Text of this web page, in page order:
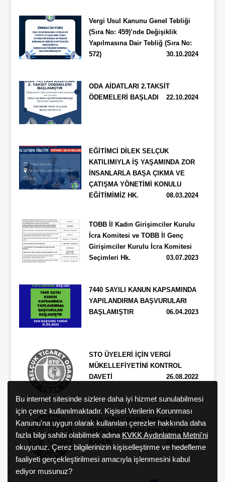
Vergi Usul Kanunu Genel Tebliği
(Sıra No: 459)’nde Değişiklik
Yapılmasına Dair Tebliğ (Sıra No:
572)
30.10.2024
ODA AİDATLARI 2.TAKSİT
ÖDEMELERİ BAŞLADI
22.10.2024
EĞİTİMCİ DİLEK SELÇUK
KATILIMIYLA İŞ YAŞAMINDA ZOR
İNSANLARLA BAŞA ÇIKMA VE
ÇATIŞMA YÖNETİMİ KONULU
EĞİTİMİMİZ HK.
08.03.2024
TOBB İl Kadın Girişimciler Kurulu
İcra Komitesi ve TOBB İl Genç
Girişimciler Kurulu İcra Komitesi
Seçimleri Hk.
03.07.2023
7440 SAYILI KANUN KAPSAMINDA
YAPILANDIRMA BAŞVURULARI
BAŞLAMIŞTIR
06.04.2023
STO ÜYELERİ İÇİN VERGİ
MÜKELLEFİYETİNİ KONTROL
DAVETİ
26.08.2022
ODA AİDAT BORÇLARININ
YAPILANDIRMASI 7326 SAYILI
KANUN
22.10.2021
Bu internet sitesinde sizlere daha iyi hizmet sunulabilmesi
için çerez kullanılmaktadır. Kişisel Verilerin Korunması
Kanunu'na uygun olarak kullanılan çerezler hakkında daha
fazla bilgi sahibi olabilmek adınaKVKK Aydınlatma Metni'ni
okuyunuz. Çerez bilgilerinizin kişiselleştirme ve hedefleme
faaliyeti gerçekleştirilmesi amacıyla işlenmesini kabul
ediyor musunuz?